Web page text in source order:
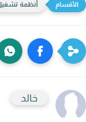
أنظمة تشغيل
خالد